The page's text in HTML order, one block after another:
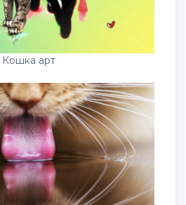
Кошка арт